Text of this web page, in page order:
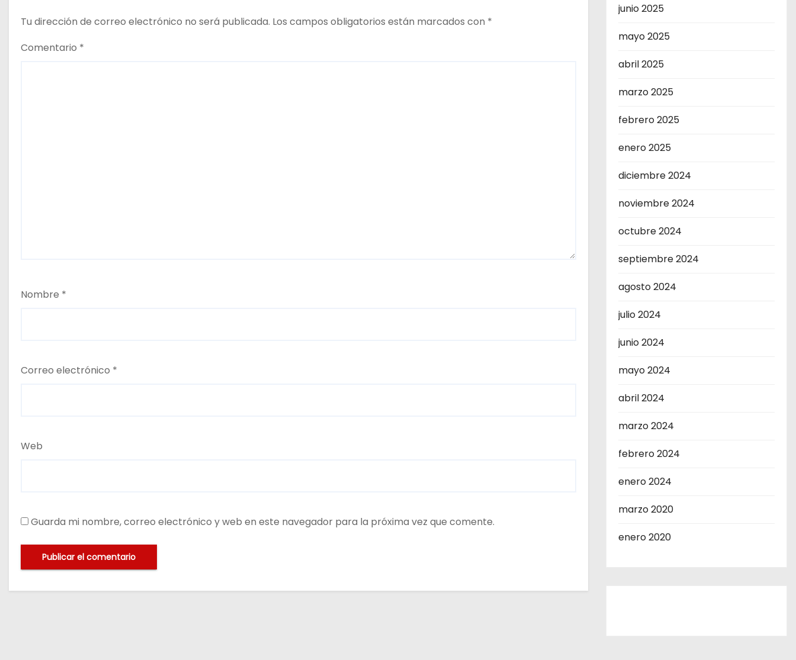
Tu dirección de correo electrónico no será publicada. Los campos obligatorios están marcados con *
Comentario *
Nombre *
Correo electrónico *
Web
Guarda mi nombre, correo electrónico y web en este navegador para la próxima vez que comente.
junio 2025
mayo 2025
abril 2025
marzo 2025
febrero 2025
enero 2025
diciembre 2024
noviembre 2024
octubre 2024
septiembre 2024
agosto 2024
julio 2024
junio 2024
mayo 2024
abril 2024
marzo 2024
febrero 2024
enero 2024
marzo 2020
enero 2020